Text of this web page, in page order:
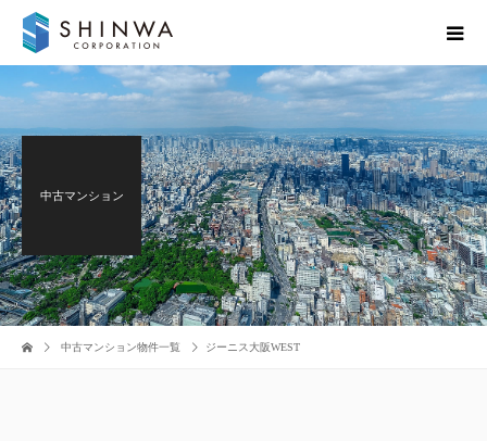
中古マンション
中古マンション物件一覧 ジーニス大阪WEST